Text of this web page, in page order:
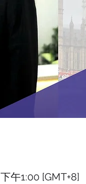
午1:00 [GMT+8]